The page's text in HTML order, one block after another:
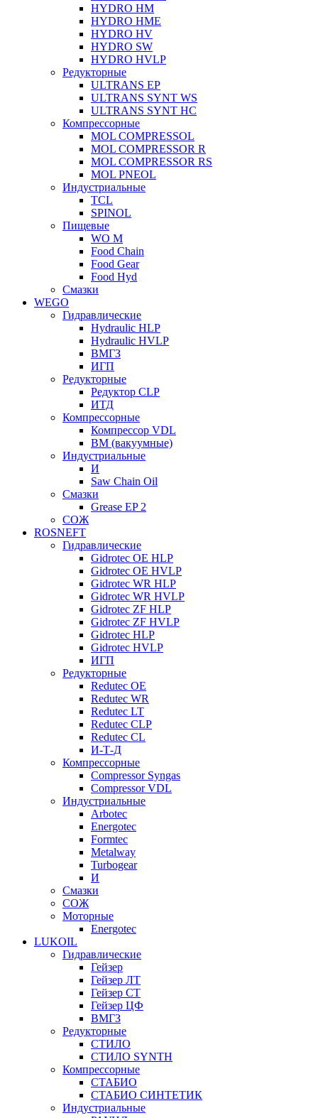
HYDRO HM
HYDRO HME
HYDRO HV
HYDRO SW
HYDRO HVLP
Редукторные
ULTRANS EP
ULTRANS SYNT WS
ULTRANS SYNT HC
Компрессорные
MOL COMPRESSOL
MOL COMPRESSOR R
MOL COMPRESSOR RS
MOL PNEOL
Индустриальные
TCL
SPINOL
Пищевые
WO M
Food Chain
Food Gear
Food Hyd
Смазки
WEGO
Гидравлические
Hydraulic HLP
Hydraulic HVLP
ВМГЗ
ИГП
Редукторные
Редуктор CLP
ИТД
Компрессорные
Компрессор VDL
ВМ (вакуумные)
Индустриальные
И
Saw Chain Oil
Смазки
Grease EP 2
СОЖ
ROSNEFT
Гидравлические
Gidrotec OE HLP
Gidrotec OE HVLP
Gidrotec WR HLP
Gidrotec WR HVLP
Gidrotec ZF HLP
Gidrotec ZF HVLP
Gidrotec HLP
Gidrotec HVLP
ИГП
Редукторные
Redutec OE
Redutec WR
Redutec LT
Redutec CLP
Redutec CL
И-Т-Д
Компрессорные
Compressor Syngas
Compressor VDL
Индустриальные
Arbotec
Energotec
Formtec
Metalway
Turbogear
И
Смазки
СОЖ
Моторные
Energotec
LUKOIL
Гидравлические
Гейзер
Гейзер ЛТ
Гейзер СТ
Гейзер ЦФ
ВМГЗ
Редукторные
СТИЛО
СТИЛО SYNTH
Компрессорные
СТАБИО
СТАБИО СИНТЕТИК
Индустриальные